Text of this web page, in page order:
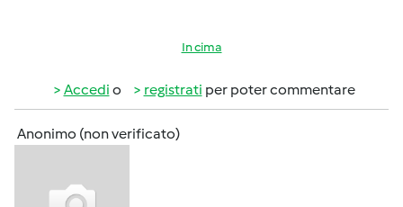
In cima
Accedi o registrati per poter commentare
Anonimo (non verificato)